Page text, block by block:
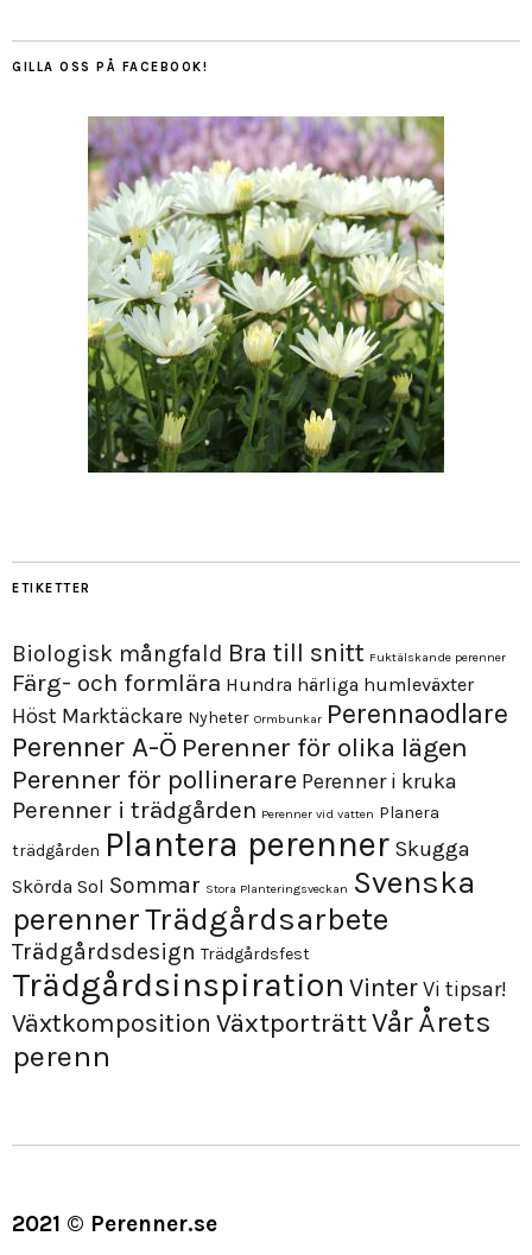
GILLA OSS PÅ FACEBOOK!
ETIKETTER
Biologisk mångfald Bra till snitt Fuktälskande perenner
Färg- och formlära Hundra härliga humleväxter
Höst Marktäckare Nyheter Ormbunkar Perennaodlare
Perenner A-Ö Perenner för olika lägen
Perenner för pollinerare Perenner i kruka
Perenner i trädgården Perenner vid vatten Planera
trädgården Plantera perenner Skugga
Skörda Sol Sommar Stora Planteringsveckan Svenska
perennerTrädgårdsarbete
Trädgårdsdesign Trädgårdsfest
Trädgårdsinspiration VinterVi tipsar!
Växtkomposition VäxtporträttVårÅrets
perenn
2021 © Perenner.se